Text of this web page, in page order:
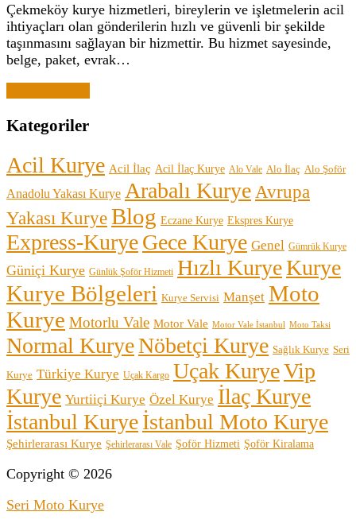
Çekmeköy kurye hizmetleri, bireylerin ve işletmelerin acil
ihtiyaçları olan gönderilerin hızlı ve güvenli bir şekilde
taşınmasını sağlayan bir hizmettir. Bu hizmet sayesinde,
belge, paket, evrak…
Kategoriler
Acil Kurye Acil İlaç Acil İlaç Kurye Alo Vale Alo İlaç Alo Şoför
Anadolu Yakası Kurye Arabalı Kurye Avrupa
Yakası KuryeBlog Eczane Kurye Ekspres Kurye
Express-KuryeGece Kurye Genel Gümrük Kurye
Güniçi Kurye Günlük Şoför Hizmeti Hızlı KuryeKurye
Kurye Bölgeleri Kurye Servisi Manşet Moto
Kurye Motorlu Vale Motor Vale Motor Vale İstanbul Moto Taksi
Normal KuryeNöbetçi Kurye Sağlık Kurye Seri
Kurye Türkiye Kurye Uçak Kargo Uçak KuryeVip
Kurye Yurtiiçi Kurye Özel Kurye İlaç Kurye
İstanbul Kuryeİstanbul Moto Kurye
Şehirlerarası Kurye Şehirlerarası Vale Şoför Hizmeti Şoför Kiralama
Copyright © 2026
Seri Moto Kurye